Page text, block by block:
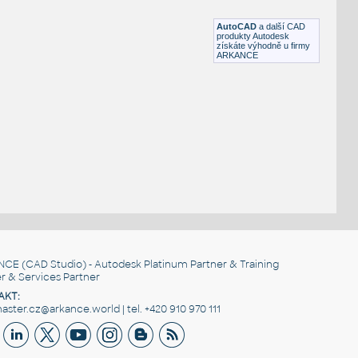
AutoCAD a další CAD
produkty Autodesk
získáte výhodně u firmy
ARKANCE
(CAD Studio) - Autodesk Platinum Partner & Training
& Services Partner
| tel. +420 910 970 111